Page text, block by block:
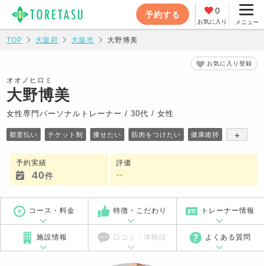
メニュー
予約する 0
お気に入り
TOP 大阪府 大阪市 大野博美
お気に入り登録
オオノヒロミ
大野博美
女性専門パーソナルトレーナー / 30代 / 女性
都度払い チケット制 痩せたい 筋肉をつけたい 健康維持 +
評価
--
予約実績
40件
コース・料金 特徴・こだわり トレーナー情報
施設情報 口コミ・体験談 よくある質問